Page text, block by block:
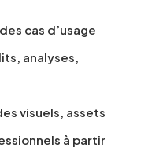
cas d’usage
analyses,
visuels, assets
à partir